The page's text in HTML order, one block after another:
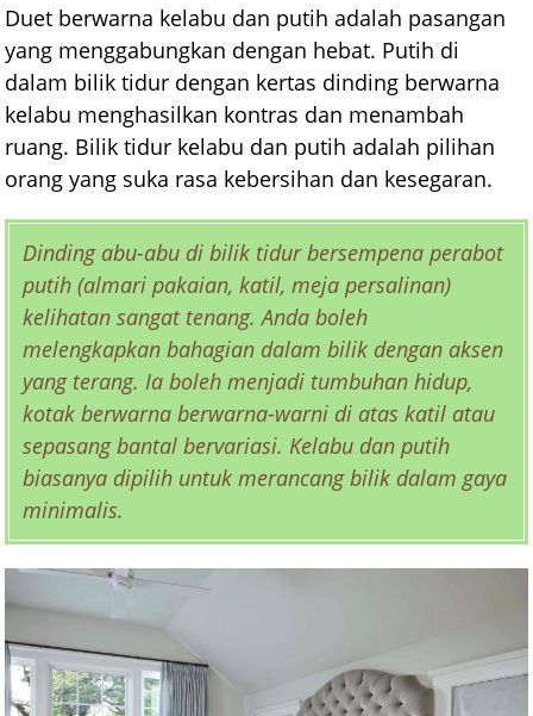
Duet berwarna kelabu dan putih adalah pasangan
yang menggabungkan dengan hebat. Putih di
dalam bilik tidur dengan kertas dinding berwarna
kelabu menghasilkan kontras dan menambah
ruang. Bilik tidur kelabu dan putih adalah pilihan
orang yang suka rasa kebersihan dan kesegaran.
Dinding abu-abu di bilik tidur bersempena perabot
putih (almari pakaian, katil, meja persalinan)
kelihatan sangat tenang. Anda boleh
melengkapkan bahagian dalam bilik dengan aksen
yang terang. Ia boleh menjadi tumbuhan hidup,
kotak berwarna berwarna-warni di atas katil atau
sepasang bantal bervariasi. Kelabu dan putih
biasanya dipilih untuk merancang bilik dalam gaya
minimalis.